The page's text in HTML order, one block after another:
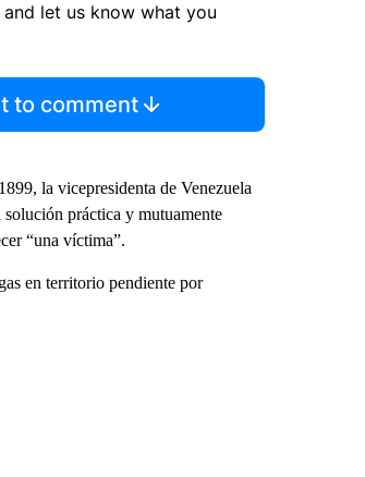
let us know what you
to comment
la vicepresidenta de Venezuela
práctica y mutuamente
“una víctima”.
en territorio pendiente por